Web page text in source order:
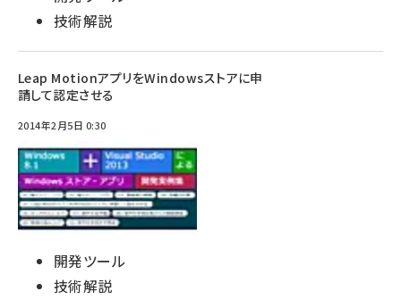
技術解説
Leap MotionアプリをWindowsストアに申
請して認定させる
2014年2月5日 0:30
開発ツール
技術解説